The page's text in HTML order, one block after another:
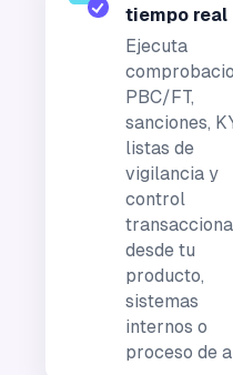
tiempo real
Ejecuta
PBC/FT,
sanciones,
listas de
vigilancia y
control
desde tu
producto,
sistemas
internos o
proceso de